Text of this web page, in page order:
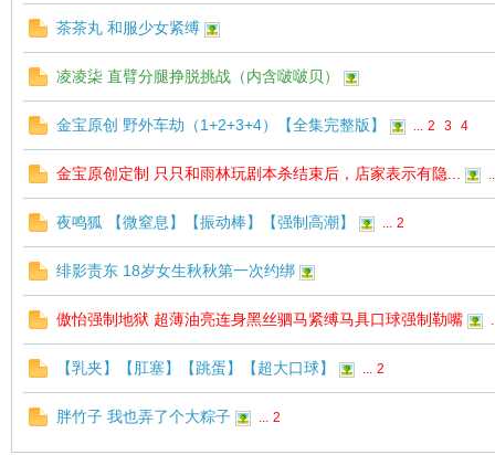
茶茶丸 和服少女紧缚
凌凌柒 直臂分腿挣脱挑战（内含啵啵贝）
金宝原创 野外车劫（1+2+3+4）【全集完整版】 ... 2 3 4
金宝原创定制 只只和雨林玩剧本杀结束后，店家表示有隐...
夜鸣狐 【微窒息】【振动棒】【强制高潮】 ... 2
绯影责东 18岁女生秋秋第一次约绑
傲怡强制地狱 超薄油亮连身黑丝驷马紧缚马具口球强制勒嘴
【乳夹】【肛塞】【跳蛋】【超大口球】 ... 2
胖竹子 我也弄了个大粽子 ... 2